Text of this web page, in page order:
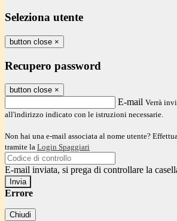
Seleziona utente
button close ×
Recupero password
button close ×
E-mail Verrà
all'indirizzo indicato con le istruzioni necessarie.
Non hai una e-mail associata al nome utente?
tramite la Login Spaggiari
E-mail inviata, si prega di controllare la
Errore
Chiudi